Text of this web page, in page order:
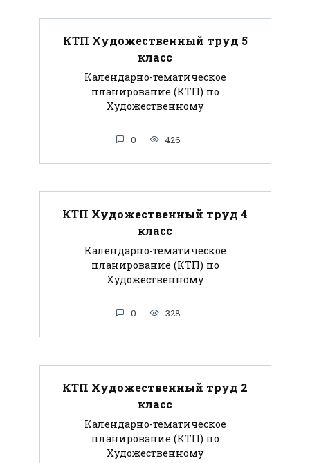
КТП Художественный труд 5
класс
Календарно-тематическое
планирование (КТП) по
Художественному
0 426
КТП Художественный труд 4
класс
Календарно-тематическое
планирование (КТП) по
Художественному
0 328
КТП Художественный труд 2
класс
Календарно-тематическое
планирование (КТП) по
Художественному